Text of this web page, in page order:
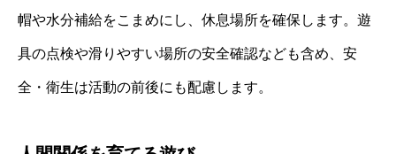
帽や水分補給をこまめにし、休息場所を確保します。遊
具の点検や滑りやすい場所の安全確認なども含め、安
全・衛生は活動の前後にも配慮します。